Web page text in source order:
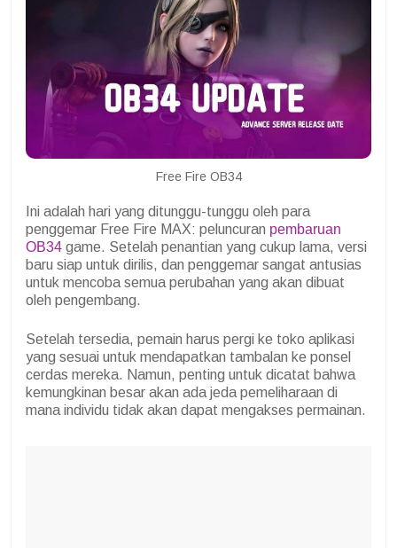
Free Fire OB34
Ini adalah hari yang ditunggu-tunggu oleh para
penggemar Free Fire MAX: peluncuran pembaruan
OB34 game. Setelah penantian yang cukup lama, versi
baru siap untuk dirilis, dan penggemar sangat antusias
untuk mencoba semua perubahan yang akan dibuat
oleh pengembang.
Setelah tersedia, pemain harus pergi ke toko aplikasi
yang sesuai untuk mendapatkan tambalan ke ponsel
cerdas mereka. Namun, penting untuk dicatat bahwa
kemungkinan besar akan ada jeda pemeliharaan di
mana individu tidak akan dapat mengakses permainan.